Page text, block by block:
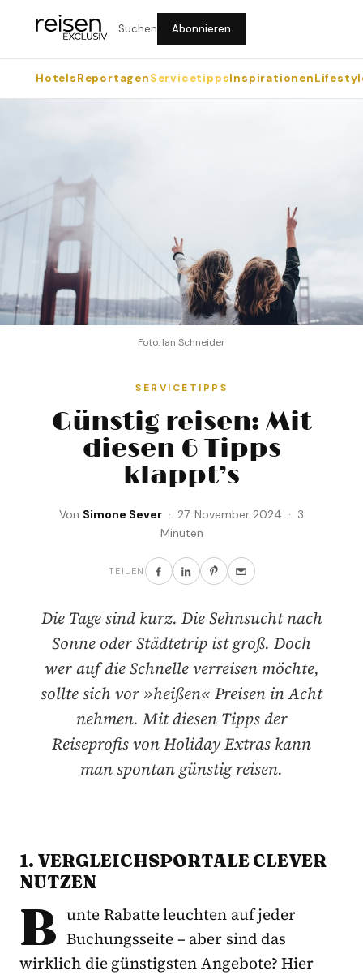
Suchen Abonnieren
HotelsReportagenServicetippsInspirationen
Foto: Ian Schneider
SERVICETIPPS
Günstig reisen: Mit
diesen 6 Tipps
klappt’s
Von Simone Sever · 27. November 2024 · 3
Minuten
TEILEN
Die Tage sind kurz. Die Sehnsucht nach
Sonne oder Städtetrip ist groß. Doch
wer auf die Schnelle verreisen möchte,
sollte sich vor »heißen« Preisen in Acht
nehmen. Mit diesen Tipps der
Reiseprofis von Holiday Extras kann
man spontan günstig reisen.
1. VERGLEICHSPORTALE CLEVER
NUTZEN
B unte Rabatte leuchten auf jeder
Buchungsseite – aber sind das
wirklich die günstigsten Angebote? Hier